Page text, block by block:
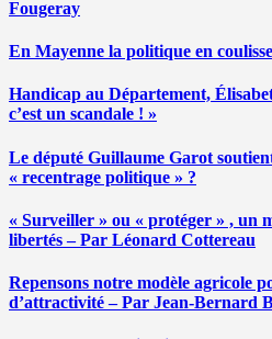
Fougeray
En Mayenne la politique en
Handicap au Département,
c’est un scandale ! »
Le député Guillaume Garot
« recentrage politique » ?
« Surveiller » ou « protéger » , un
libertés – Par Léonard Cottereau
Repensons notre modèle agricole
d’attractivité – Par Jean-Bernard